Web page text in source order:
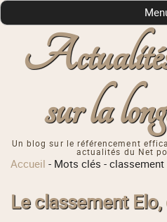
sur la
Un blog sur le référencement
actualités du Net
Accueil - Mots clés -classement
Le classement Elo,